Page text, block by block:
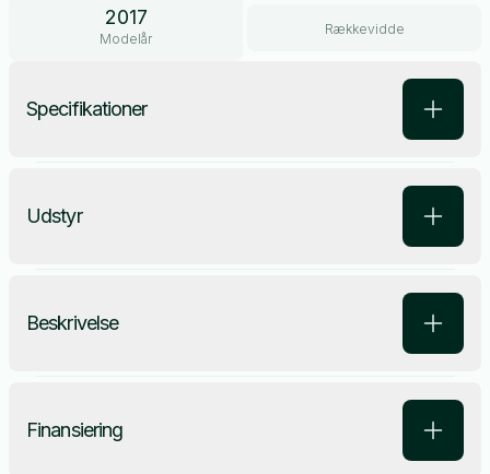
2017
Modelår
Rækkevidde
Specifikationer
Udstyr
Beskrivelse
Finansiering